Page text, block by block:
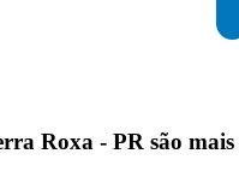
Roxa - PR são mais